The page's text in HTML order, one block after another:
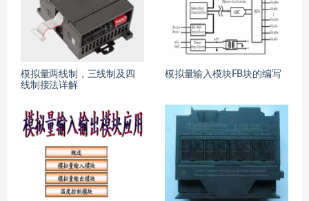
模拟量两线制，三线制及四
线制接法详解
模拟量输入模块FB块的编写